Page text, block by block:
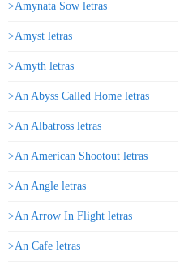
>Amynata Sow letras
>Amyst letras
>Amyth letras
>An Abyss Called Home letras
>An Albatross letras
>An American Shootout letras
>An Angle letras
>An Arrow In Flight letras
>An Cafe letras